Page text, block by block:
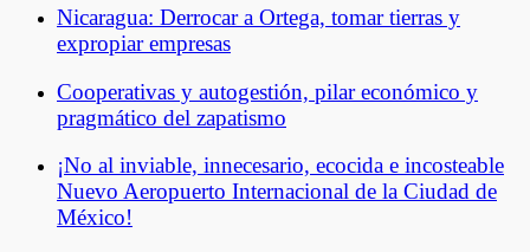
Nicaragua: Derrocar a Ortega, tomar tierras y
expropiar empresas
Cooperativas y autogestión, pilar económico y
pragmático del zapatismo
¡No al inviable, innecesario, ecocida e incosteable
Nuevo Aeropuerto Internacional de la Ciudad de
México!